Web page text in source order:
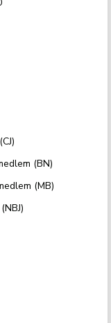
(BN)
(MB)